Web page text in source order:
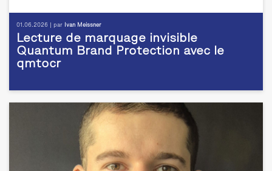
01.06.2026 | par Ivan Meissner
Lecture de marquage invisible
Quantum Brand Protection avec le
qmtocr